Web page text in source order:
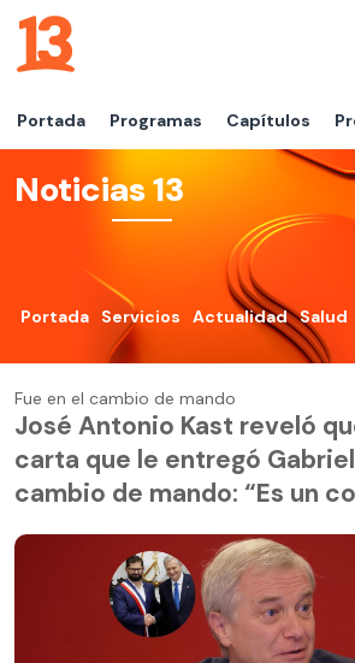
Portada Programas Capítulos
Noticias 13
Portada Servicios Actualidad Salud
Fue en el cambio de mando
José Antonio Kast reveló
carta que le entregó
cambio de mando: “Es un